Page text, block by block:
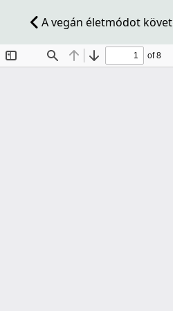
A vegán életmódot